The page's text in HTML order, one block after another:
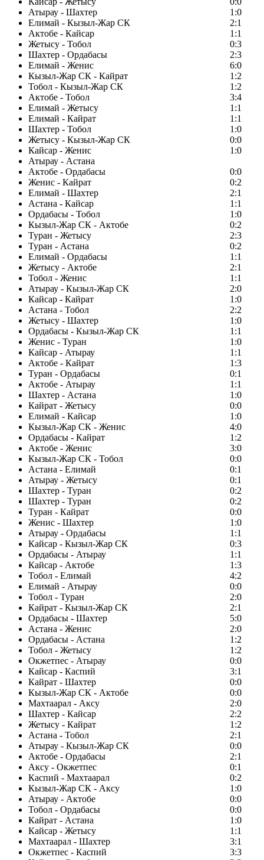
Атырау - Шахтер
1:0
Елимай - Кызыл-Жар СК
2:1
Актобе - Кайсар
1:1
Жетысу - Тобол
0:3
Шахтер - Ордабасы
2:3
Елимай - Женис
6:0
Кызыл-Жар СК - Кайрат
1:2
Тобол - Кызыл-Жар СК
1:2
Актобе - Тобол
3:4
Елимай - Жетысу
1:1
Елимай - Кайрат
1:1
Шахтер - Тобол
1:0
Жетысу - Кызыл-Жар СК
0:0
Кайсар - Женис
1:0
Атырау - Астана
Актобе - Ордабасы
0:0
Женис - Кайрат
0:2
Елимай - Шахтер
2:1
Астана - Кайсар
1:1
Ордабасы - Тобол
1:0
Кызыл-Жар СК - Актобе
0:2
Туран - Жетысу
2:3
Туран - Астана
0:2
Елимай - Ордабасы
1:1
Жетысу - Актобе
2:1
Тобол - Женис
1:1
Атырау - Кызыл-Жар СК
2:0
Кайсар - Кайрат
1:0
Астана - Тобол
2:2
Жетысу - Шахтер
1:0
Ордабасы - Кызыл-Жар СК
1:1
Женис - Туран
1:0
Кайсар - Атырау
1:1
Актобе - Кайрат
1:3
Туран - Ордабасы
0:1
Актобе - Атырау
1:1
Шахтер - Астана
1:0
Кайрат - Жетысу
0:0
Елимай - Кайсар
1:0
Кызыл-Жар СК - Женис
4:0
Ордабасы - Кайрат
1:2
Актобе - Женис
3:0
Кызыл-Жар СК - Тобол
0:0
Астана - Елимай
0:1
Атырау - Жетысу
0:1
Шахтер - Туран
0:2
Шахтер - Туран
0:2
Туран - Кайрат
0:0
Женис - Шахтер
1:0
Атырау - Ордабасы
1:1
Кайсар - Кызыл-Жар СК
0:3
Ордабасы - Атырау
1:1
Кайсар - Актобе
1:3
Тобол - Елимай
4:2
Елимай - Атырау
0:0
Тобол - Туран
2:0
Кайрат - Кызыл-Жар СК
2:1
Ордабасы - Шахтер
5:0
Астана - Женис
2:0
Ордабасы - Астана
1:2
Тобол - Жетысу
1:2
Окжетпес - Атырау
0:0
Кайсар - Каспий
3:1
Кайрат - Шахтер
0:0
Кызыл-Жар СК - Актобе
0:0
Махтаарал - Аксу
2:0
Шахтер - Кайсар
2:2
Жетысу - Кайрат
1:2
Астана - Тобол
2:1
Атырау - Кызыл-Жар СК
0:0
Актобе - Ордабасы
2:1
Аксу - Окжетпес
0:1
Каспий - Махтаарал
0:2
Кызыл-Жар СК - Аксу
1:0
Атырау - Актобе
0:0
Тобол - Ордабасы
0:0
Кайрат - Астана
1:0
Кайсар - Жетысу
1:1
Махтаарал - Шахтер
3:1
Окжетпес - Каспий
3:3